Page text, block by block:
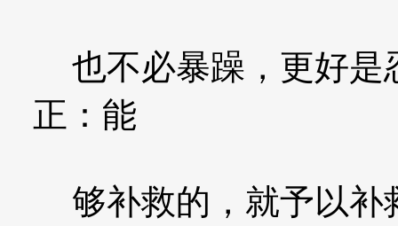
也不必暴躁，更好是
正：能
够补救的，就予以补